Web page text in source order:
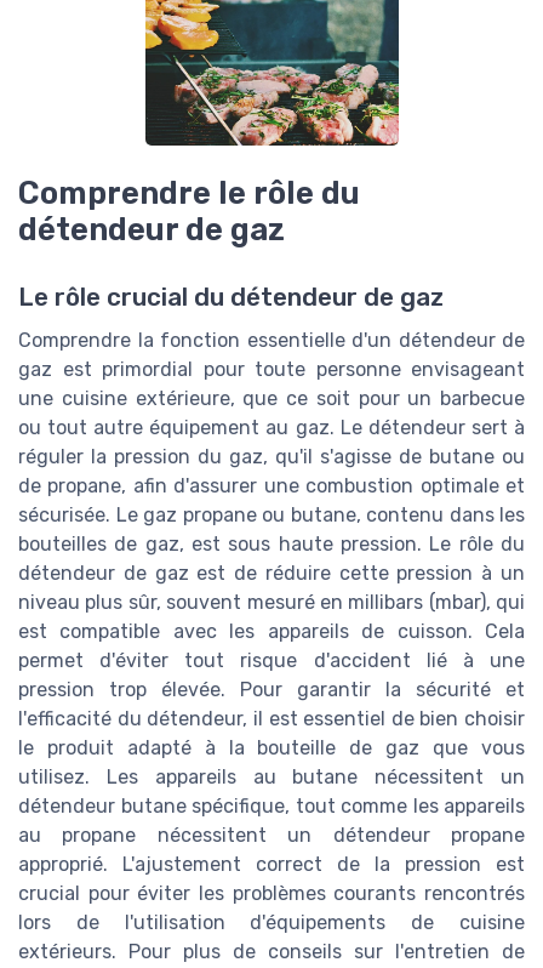
Comprendre le rôle du
détendeur de gaz
Le rôle crucial du détendeur de gaz
Comprendre la fonction essentielle d'un détendeur de
gaz est primordial pour toute personne envisageant
une cuisine extérieure, que ce soit pour un barbecue
ou tout autre équipement au gaz. Le détendeur sert à
réguler la pression du gaz, qu'il s'agisse de butane ou
de propane, afin d'assurer une combustion optimale et
sécurisée. Le gaz propane ou butane, contenu dans les
bouteilles de gaz, est sous haute pression. Le rôle du
détendeur de gaz est de réduire cette pression à un
niveau plus sûr, souvent mesuré en millibars (mbar), qui
est compatible avec les appareils de cuisson. Cela
permet d'éviter tout risque d'accident lié à une
pression trop élevée. Pour garantir la sécurité et
l'efficacité du détendeur, il est essentiel de bien choisir
le produit adapté à la bouteille de gaz que vous
utilisez. Les appareils au butane nécessitent un
détendeur butane spécifique, tout comme les appareils
au propane nécessitent un détendeur propane
approprié. L'ajustement correct de la pression est
crucial pour éviter les problèmes courants rencontrés
lors de l'utilisation d'équipements de cuisine
extérieurs. Pour plus de conseils sur l'entretien de